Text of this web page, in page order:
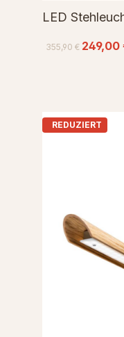
LED
355,90 € 249,00
REDUZIERT